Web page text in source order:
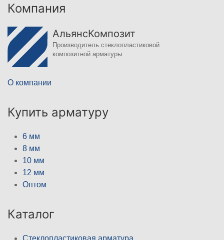
Компания
АльянсКомпозит
Производитель стеклопластиковой
композитной арматуры
О компании
Купить арматуру
6 мм
8 мм
10 мм
12 мм
Оптом
Каталог
Стеклопластиковая арматура